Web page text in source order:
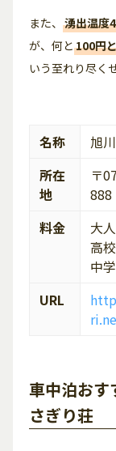
また、湧出温度
が、何と100円
いう至れり尽く
名称
旭
所在
地
〒
888
料金
大
高
中
URL
車中泊お
さぎり荘